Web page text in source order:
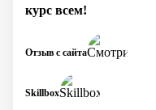
курс всем!
Skillbox
Отзыв с сайта